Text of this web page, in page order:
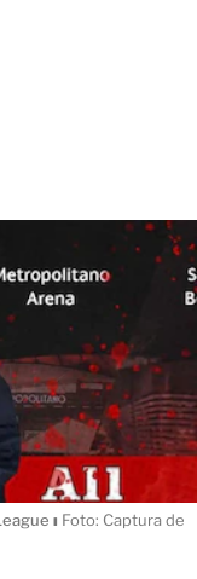
ı Foto: Captura de